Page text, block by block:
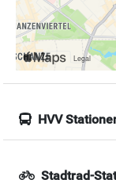
HVV
Stadtrad-